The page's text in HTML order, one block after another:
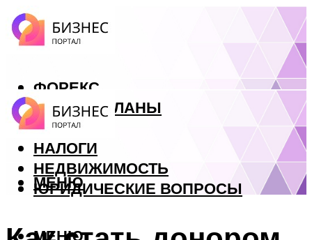
ФОРЕКС
БИЗНЕС ПЛАНЫ
КРЕДИТЫ
НАЛОГИ
НЕДВИЖИМОСТЬ
ЮРИДИЧЕСКИЕ ВОПРОСЫ
МЕНЮ
МЕНЮ